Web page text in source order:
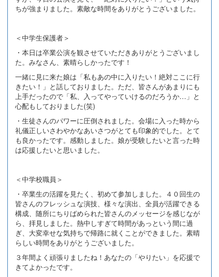
ちが強まりました。素敵な時間をありがとうございました。
＜中学生保護者＞
・本日は卒業公演を観させていただきありがとうございまし
た。みなさん、素晴らしかったです！
一緒に見に来た娘は「私もあの中に入りたい！絶対ここに行
きたい！」と話しておりました。ただ、皆さんがあまりにも
上手だったので「私、入ってやっていけるのだろうか…」と
心配もしておりました(笑)
・生徒さんのパワーに圧倒されました。会場に入った時から
礼儀正しいさわやかなあいさつがとても印象的でした。とて
も良かったです。感動しました。娘が受験したいと言った時
は応援したいと思いました。
＜中学校職員＞
・卒業生の活躍を見たく、初めて参加しました。４０回生の
皆さんのフレッシュな演技、様々な演出、全員が活躍できる
構成、随所にちりばめられた皆さんのメッセージを感じなが
ら、拝見しました。熱中しすぎて時間があっという間に過
ぎ、大変幸せな気持ちで帰路に就くことができました。素晴
らしい時間をありがとうございました。
３年間よく頑張りましたね！あなたの「やりたい」を応援で
きてよかったです。